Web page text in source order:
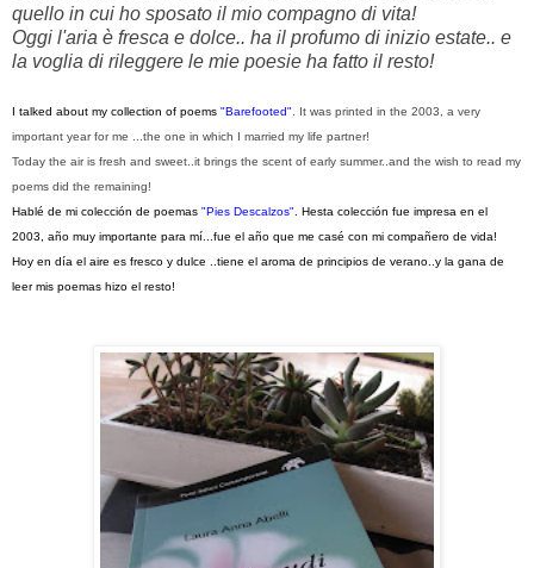
quello in cui ho sposato il mio compagno di vita!
Oggi l'aria è fresca e dolce.. ha il profumo di inizio estate.. e
la voglia di rileggere le mie poesie ha fatto il resto!
I talked about my collection of poems "Barefooted" . It was printed in the 2003, a very
important year for me ...the one in which I married my life partner!
Today the air is fresh and sweet..it brings the scent of early summer..and the wish to read my
poems did the remaining!
Hablé de mi colección de poemas "Pies Descalzos" . Hesta colección fue impresa en el
2003
año muy importante para mí... fue el año que me casé con mi compañero de vida!
Hoy en día el aire es fresco y dulce ..tiene el aroma de principios de verano..y la gana de
leer mis poemas hizo el resto!